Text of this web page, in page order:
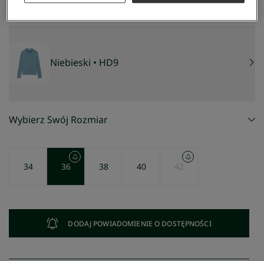
Niebieski • HD9
Wybierz Swój Rozmiar
34 36 38 40 42
DODAJ POWIADOMIENIE O DOSTĘPNOŚCI